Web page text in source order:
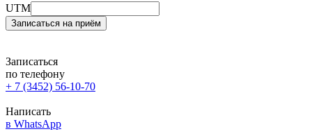
Согласие
с
Телефон
UTM
Записаться на приём
Записаться
по телефону
+ 7 (3452) 56-10-70
Написать
в WhatsАpp